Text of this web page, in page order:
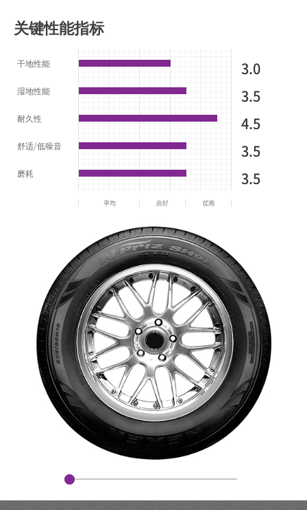
关键性能指标
干地性能 3.0
湿地性能 3.5
耐久性 4.5
舒适/低噪音 3.5
磨耗 3.5